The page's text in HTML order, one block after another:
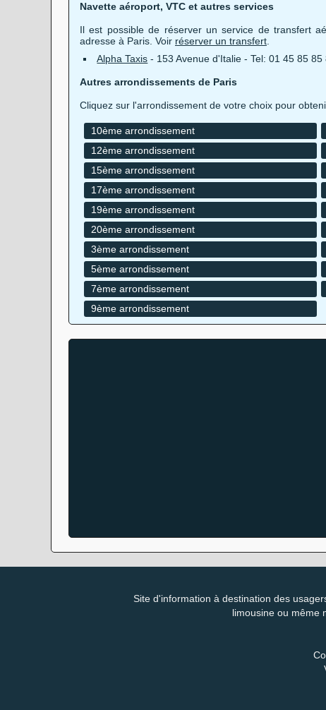
Navette aéroport, VTC et autres services
Il est possible de réserver un service de transfert
adresse à Paris. Voir réserver un transfert
Alpha Taxis - 153 Avenue d'Italie - Tel: 01 45 85 85
Autres arrondissements de Paris
Cliquez sur l'arrondissement de votre choix pour
10ème arrondissement
12ème arrondissement
15ème arrondissement
17ème arrondissement
19ème arrondissement
20ème arrondissement
3ème arrondissement
5ème arrondissement
7ème arrondissement
9ème arrondissement
Site d'information à destination des
limousine ou même